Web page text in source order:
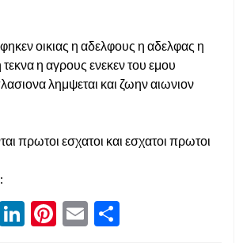
οικιας η αδελφους η αδελφας η
η αγρους ενεκεν του εμου
λημψεται και ζωην αιωνιον
πρωτοι εσχατοι και εσχατοι πρωτοι
R
Li Pi E